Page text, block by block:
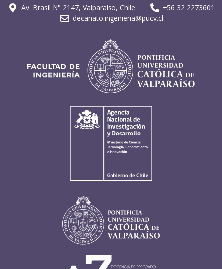
Av. Brasil N° 2147, Valparaíso, Chile.
+56 32 2273601
decanato.ingenieria@pucv.cl